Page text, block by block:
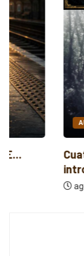
AUDIO
Cuatro
introspección
agosto 5, 2026